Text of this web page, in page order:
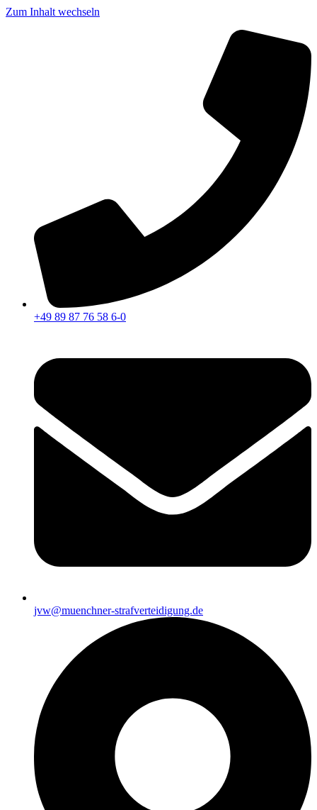
Zum Inhalt wechseln
+49 89 87 76 58 6-0
jvw@muenchner-strafverteidigung.de